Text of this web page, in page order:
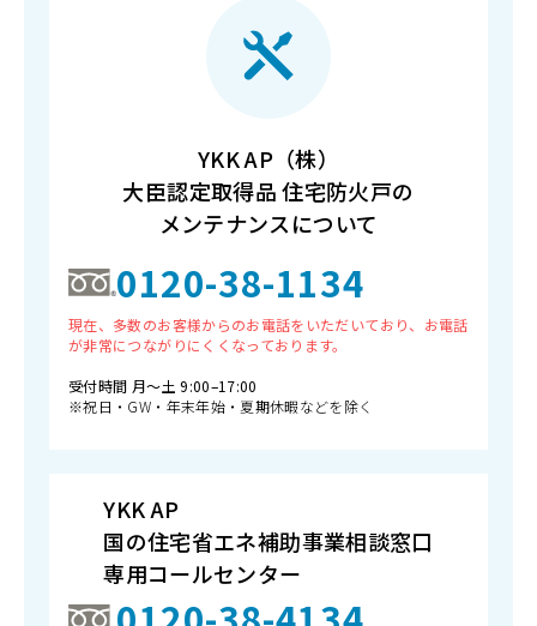
YKK AP（株）
大臣認定取得品 住宅防火戸の
メンテナンスについて
0120-38-1134
現在、多数のお客様からのお電話をいただいており、お電話
が非常につながりにくくなっております。
受付時間 月〜土 9:00–17:00
※祝日・GW・年末年始・夏期休暇などを除く
YKK AP
国の住宅省エネ補助事業相談窓口
専用コールセンター